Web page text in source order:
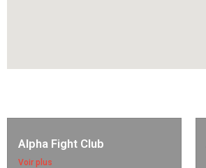
Alpha Fight Club
Voir plus